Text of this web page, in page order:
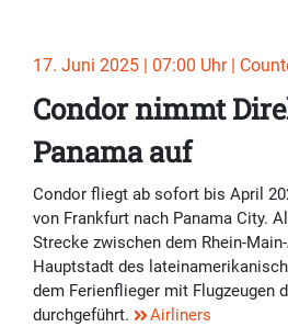
17. Juni 2025 | 07:00 Uhr |
Condor nimmt
Panama auf
Condor fliegt ab sofort bis April
von Frankfurt nach Panama City.
Strecke zwischen dem Rhein-
Hauptstadt des
dem Ferienflieger mit Flugzeugen
durchgeführt.
Airliners